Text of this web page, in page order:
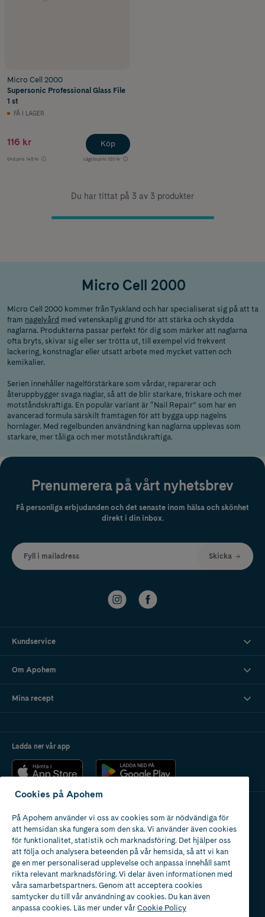
Micro Cell 2000
Supersonic Professional Glass File
1 st
FÅ I LAGER
116 kr
Ord.pris 145 kr Lägsta pris 120 kr
Köp
Du har tittat på 3 av 3 produkter
Micro Cell 2000
Micro Cell 2000 kommer från Tyskland och har specialiserat sig på att ta
fram nagelvård med vetenskaplig grund för att stärka och skydda
naglarna. Produkterna passar perfekt för dig som märker att naglarna
ofta bryts, skivar sig eller ser trötta ut, till exempel vid frekvent
lackering, konstnaglar eller utsatt arbete med mycket vatten och
kemikalier.
Serien innehåller nagelförstärkare som vårdar, reparerar och
återuppbygger svaga naglar, så att de blir starkare, friskare och mer
motståndskraftiga. En populär variant är “Nail Repair” som har en
avancerad formula särskilt framtagen för att bygga upp nagelns
hornlager. Med regelbunden användning kan naglarna upplevas som
starkare, mer tåliga och mer motståndskraftiga.
Prenumerera på vårt nyhetsbrev
Få personliga erbjudanden och det senaste inom hälsa och skönhet
direkt i din inbox.
Fyll i mailadress Skicka
Kundservice
Om Apohem
Mina recept
Ladda ner vår app
Apotek med tillstånd
av Läkemedelsverket
Cookies på Apohem
På Apohem använder vi oss av cookies som är nödvändiga för
att hemsidan ska fungera som den ska. Vi använder även cookies
för funktionalitet, statistik och marknadsföring. Det hjälper oss
att följa och analysera beteenden på vår hemsida, så att vi kan
ge en mer personaliserad upplevelse och anpassa innehåll samt
rikta relevant marknadsföring. Vi delar även informationen med
våra samarbetspartners. Genom att acceptera cookies
samtycker du till vår användning av cookies. Du kan även
anpassa cookies. Läs mer under vårCookie Policy